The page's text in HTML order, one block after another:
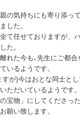
の気持ちにも寄り添っ
した。
て任せておりますが、
た。
れた今も､先生にご都合
いるようです。
が)今はおとな同士と
ただいているようです。
宝物」にしてくださっ
願い致します。